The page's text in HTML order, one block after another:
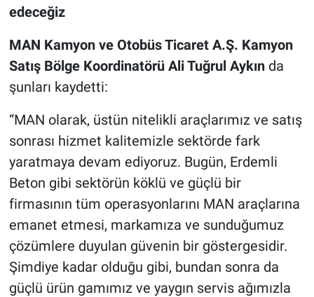
edeceğiz
MAN Kamyon ve Otobüs Ticaret A.Ş. Kamyon
Satış Bölge Koordinatörü Ali Tuğrul Aykında
şunları kaydetti:
“MAN olarak, üstün nitelikli araçlarımız ve satış
sonrası hizmet kalitemizle sektörde fark
yaratmaya devam ediyoruz. Bugün, Erdemli
Beton gibi sektörün köklü ve güçlü bir
firmasının tüm operasyonlarını MAN araçlarına
emanet etmesi, markamıza ve sunduğumuz
çözümlere duyulan güvenin bir göstergesidir.
Şimdiye kadar olduğu gibi, bundan sonra da
güçlü ürün gamımız ve yaygın servis ağımızla